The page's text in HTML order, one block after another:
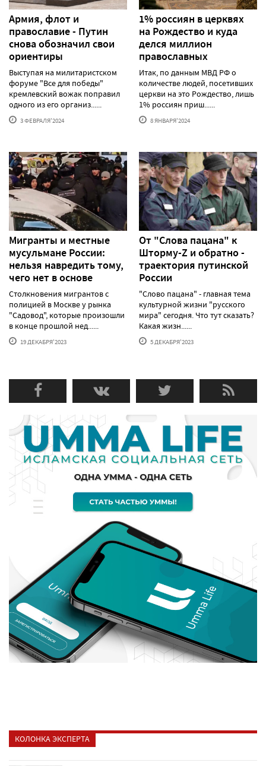
Армия, флот и
православие - Путин
снова обозначил свои
ориентиры
Выступая на милитаристском
форуме "Все для победы"
кремлевский вожак поправил
одного из его организ......
3 ФЕВРАЛЯ'2024
1% россиян в церквях
на Рождество и куда
делся миллион
православных
Итак, по данным МВД РФ о
количестве людей, посетивших
церкви на это Рождество, лишь
1% россиян приш......
8 ЯНВАРЯ'2024
Мигранты и местные
мусульмане России:
нельзя навредить тому,
чего нет в основе
Столкновения мигрантов с
полицией в Москве у рынка
"Садовод", которые произошли
в конце прошлой нед......
19 ДЕКАБРЯ'2023
От "Слова пацана" к
Шторму-Z и обратно -
траектория путинской
России
"Слово пацана" - главная тема
культурной жизни "русского
мира" сегодня. Что тут сказать?
Какая жизн......
5 ДЕКАБРЯ'2023
КОЛОНКА ЭКСПЕРТА